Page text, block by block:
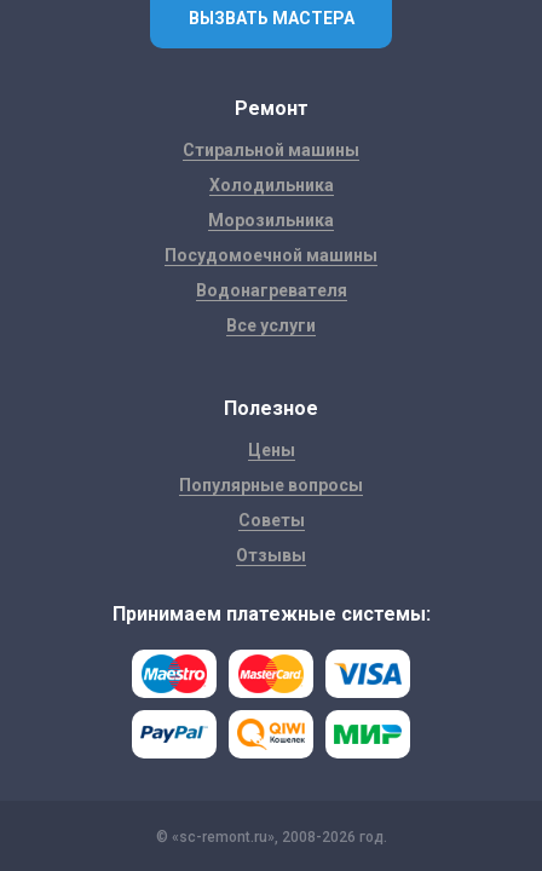
ВЫЗВАТЬ МАСТЕРА
Ремонт
Стиральной машины
Холодильника
Морозильника
Посудомоечной машины
Водонагревателя
Все услуги
Полезное
Цены
Популярные вопросы
Советы
Отзывы
Принимаем платежные системы:
© «sc-remont.ru», 2008-2026 год.